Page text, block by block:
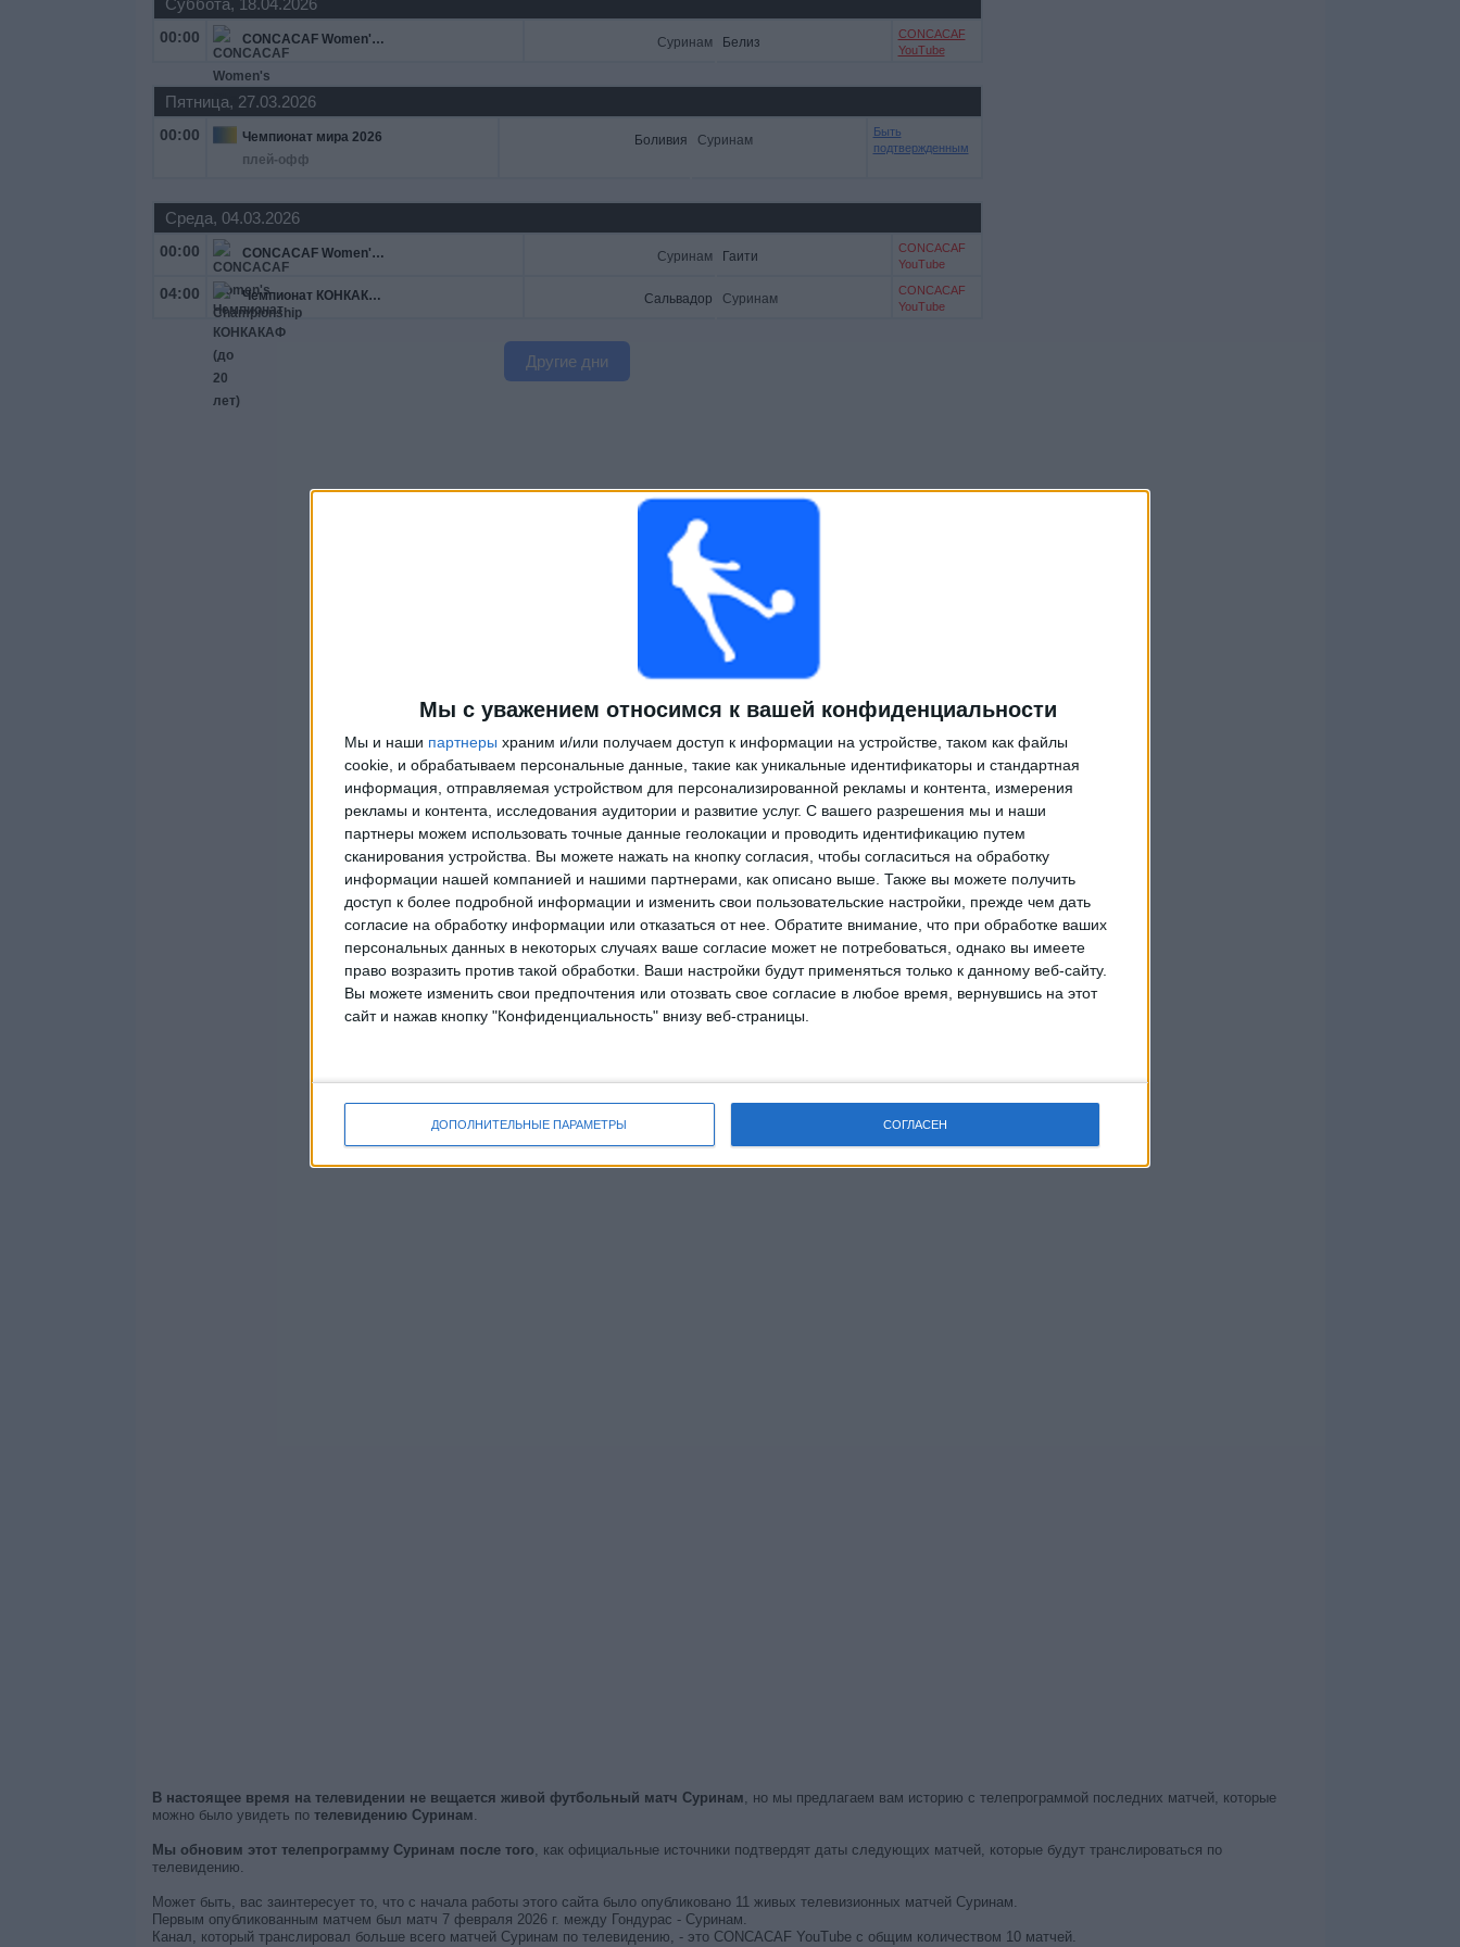
Мы с уважением относимся к вашей конфиденциальности
Мы и наши партнеры храним и/или получаем доступ к информации на устройстве, таком как файлы
cookie, и обрабатываем персональные данные, такие как уникальные идентификаторы и стандартная
информация, отправляемая устройством для персонализированной рекламы и контента, измерения
рекламы и контента, исследования аудитории и развитие услуг. С вашего разрешения мы и наши
партнеры можем использовать точные данные геолокации и проводить идентификацию путем
сканирования устройства. Вы можете нажать на кнопку согласия, чтобы согласиться на обработку
информации нашей компанией и нашими партнерами, как описано выше. Также вы можете получить
доступ к более подробной информации и изменить свои пользовательские настройки, прежде чем дать
согласие на обработку информации или отказаться от нее. Обратите внимание, что при обработке ваших
персональных данных в некоторых случаях ваше согласие может не потребоваться, однако вы имеете
право возразить против такой обработки. Ваши настройки будут применяться только к данному веб-сайту.
Вы можете изменить свои предпочтения или отозвать свое согласие в любое время, вернувшись на этот
сайт и нажав кнопку "Конфиденциальность" внизу веб-страницы.
ДОПОЛНИТЕЛЬНЫЕ ПАРАМЕТРЫ СОГЛАСЕН
Суббота, 18.04.2026
00:00 CONCACAF Women's Championship Суринам Белиз
CONCACAF
YouTube
Пятница, 27.03.2026
00:00
Чемпионат мира 2026
плей-офф
Боливия Суринам
Быть
подтвержденным
Среда, 04.03.2026
00:00 CONCACAF Women's Championship Суринам Гаити
CONCACAF
YouTube
04:00 Чемпионат КОНКАКАФ (до 20 лет) Сальвадор Суринам
CONCACAF
YouTube
Другие дни
В настоящее время на телевидении не вещается живой футбольный матч Суринам, но мы предлагаем вам историю с телепрограммой последних матчей, которые
можно было увидеть по телевидению Суринам.
Мы обновим этот телепрограмму Суринам после того, как официальные источники подтвердят даты следующих матчей, которые будут транслироваться по
телевидению.
Может быть, вас заинтересует то, что с начала работы этого сайта было опубликовано 11 живых телевизионных матчей Суринам.
Первым опубликованным матчем был матч 7 февраля 2026 г. между Гондурас - Суринам.
Канал, который транслировал больше всего матчей Суринам по телевидению, - это CONCACAF YouTube с общим количеством 10 матчей.